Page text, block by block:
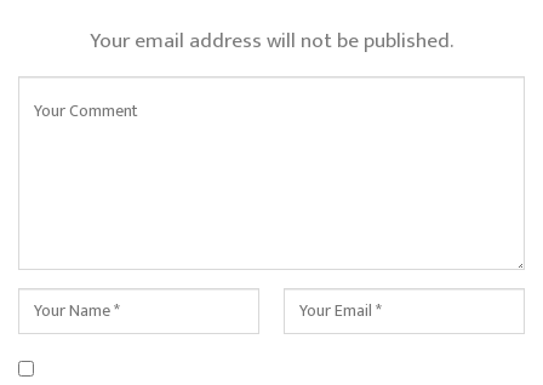
Your email address will not be published.